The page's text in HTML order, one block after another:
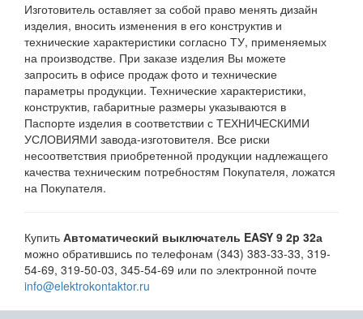
Изготовитель оставляет за собой право менять дизайн
изделия, вносить изменения в его конструктив и
технические характеристики согласно ТУ, применяемых
на производстве. При заказе изделия Вы можете
запросить в офисе продаж фото и технические
параметры продукции. Технические характеристики,
конструктив, габаритные размеры указываются в
Паспорте изделия в соответствии с ТЕХНИЧЕСКИМИ
УСЛОВИЯМИ завода-изготовителя. Все риски
несоответствия приобретенной продукции надлежащего
качества техническим потребностям Покупателя, ложатся
на Покупателя.
Купить Автоматический выключатель EASY 9 2p 32а
можно обратившись по телефонам (343) 383-33-33, 319-
54-69, 319-50-03, 345-54-69 или по электронной почте
info@elektrokontaktor.ru